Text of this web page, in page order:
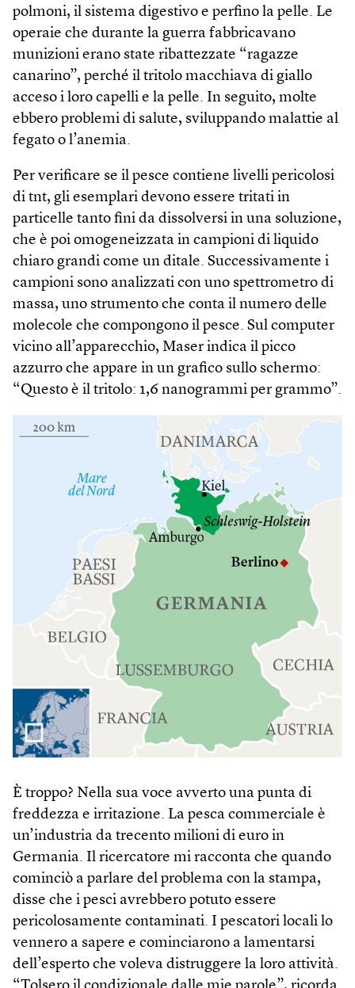
polmoni, il sistema digestivo e perfino la pelle. Le
operaie che durante la guerra fabbricavano
munizioni erano state ribattezzate “ragazze
canarino”, perché il tritolo macchiava di giallo
acceso i loro capelli e la pelle. In seguito, molte
ebbero problemi di salute, sviluppando malattie al
fegato o l’anemia.
Per verificare se il pesce contiene livelli pericolosi
di tnt, gli esemplari devono essere tritati in
particelle tanto fini da dissolversi in una soluzione,
che è poi omogeneizzata in campioni di liquido
chiaro grandi come un ditale. Successivamente i
campioni sono analizzati con uno spettrometro di
massa, uno strumento che conta il numero delle
molecole che compongono il pesce. Sul computer
vicino all’apparecchio, Maser indica il picco
azzurro che appare in un grafico sullo schermo:
“Questo è il tritolo: 1,6 nanogrammi per grammo”.
È troppo? Nella sua voce avverto una punta di
freddezza e irritazione. La pesca commerciale è
un’industria da trecento milioni di euro in
Germania. Il ricercatore mi racconta che quando
cominciò a parlare del problema con la stampa,
disse che i pesci avrebbero potuto essere
pericolosamente contaminati. I pescatori locali lo
vennero a sapere e cominciarono a lamentarsi
dell’esperto che voleva distruggere la loro attività.